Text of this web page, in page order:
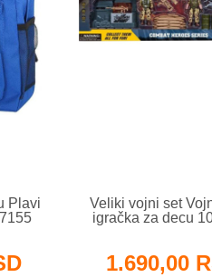
Plavi
Veliki vojni set
igračka za decu
1.690,00